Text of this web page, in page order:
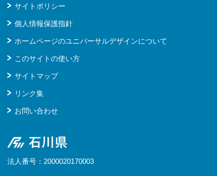
サイトポリシー
個人情報保護指針
ホームページのユニバーサルデザインについて
このサイトの使い方
サイトマップ
リンク集
お問い合わせ
石川県
法人番号：2000020170003